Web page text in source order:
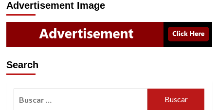
Advertisement Image
Search